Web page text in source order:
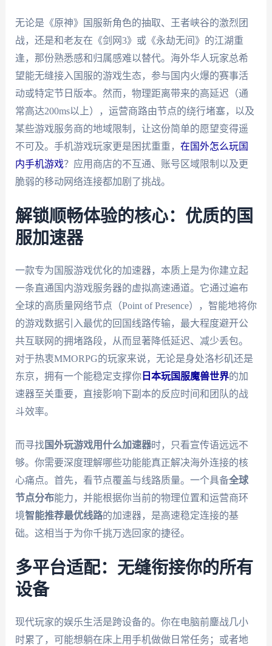
无论是《原神》国服新角色的抽取、王者峡谷的激烈团
战，还是和老友在《剑网3》或《永劫无间》的江湖重
逢，那份熟悉感和归属感难以替代。海外华人玩家总希
望能无缝接入国服的游戏生态，参与国内火爆的赛事活
动或特定节日版本。然而，物理距离带来的高延迟（通
常高达200ms以上），运营商路由节点的绕行堵塞，以及
某些游戏服务商的地域限制，让这份简单的愿望变得遥
不可及。手机游戏玩家更是困扰重重， 在国外怎么玩国
内手机游戏？应用商店的不互通、账号区域限制以及更
脆弱的移动网络连接都加剧了挑战。
解锁顺畅体验的核心：优质的国
服加速器
一款专为国服游戏优化的加速器，本质上是为你建立起
一条直通国内游戏服务器的虚拟高速通道。它通过遍布
全球的高质量网络节点（Point of Presence），智能地将你
的游戏数据引入最优的回国线路传输，最大程度避开公
共互联网的拥堵路段，从而显著降低延迟、减少丢包。
对于热衷MMORPG的玩家来说，无论是身处洛杉矶还是
东京，拥有一个能稳定支撑你日本玩国服魔兽世界的加
速器至关重要，直接影响下副本的反应时间和团队的战
斗效率。
而寻找国外玩游戏用什么加速器时，只看宣传语远远不
够。你需要深度理解哪些功能能真正解决海外连接的核
心痛点。首先，看节点覆盖与线路质量。一个具备全球
节点分布能力，并能根据你当前的物理位置和运营商环
境智能推荐最优线路的加速器，是高速稳定连接的基
础。这相当于为你千挑万选回家的捷径。
多平台适配：无缝衔接你的所有
设备
现代玩家的娱乐生活是跨设备的。你在电脑前鏖战几小
时累了，可能想躺在床上用手机做做日常任务；或者地